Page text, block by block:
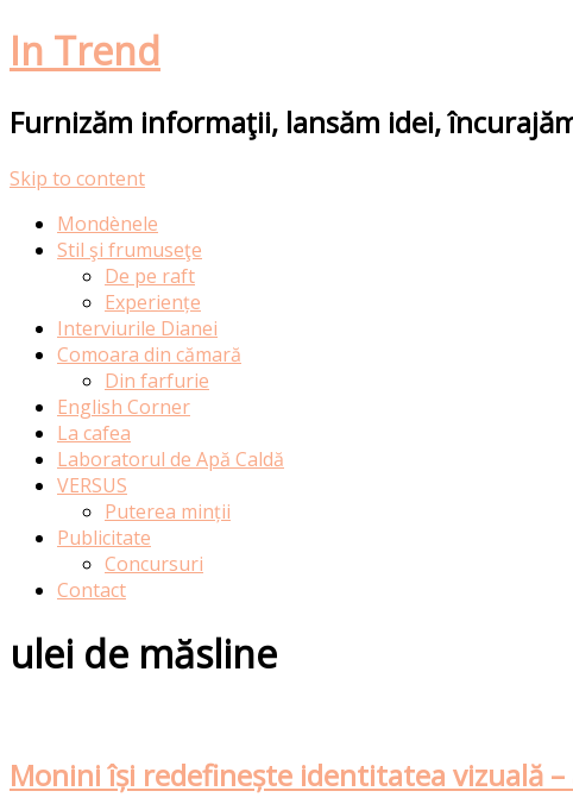
In Trend
Furnizăm informaţii, lansăm idei,
Skip to content
Mondènele
Stil şi frumuseţe
De pe raft
Experiențe
Interviurile Dianei
Comoara din cămară
Din farfurie
English Corner
La cafea
Laboratorul de Apă Caldă
VERSUS
Puterea minții
Publicitate
Concursuri
Contact
ulei de măsline
Monini își redefinește identitatea vizuală